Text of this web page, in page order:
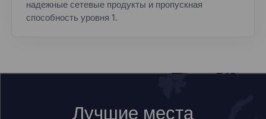
надежные сетевые продукты и пропускная
способность уровня 1.
Лучшие места